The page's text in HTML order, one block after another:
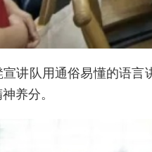
讲队用通俗易懂的语
养分。